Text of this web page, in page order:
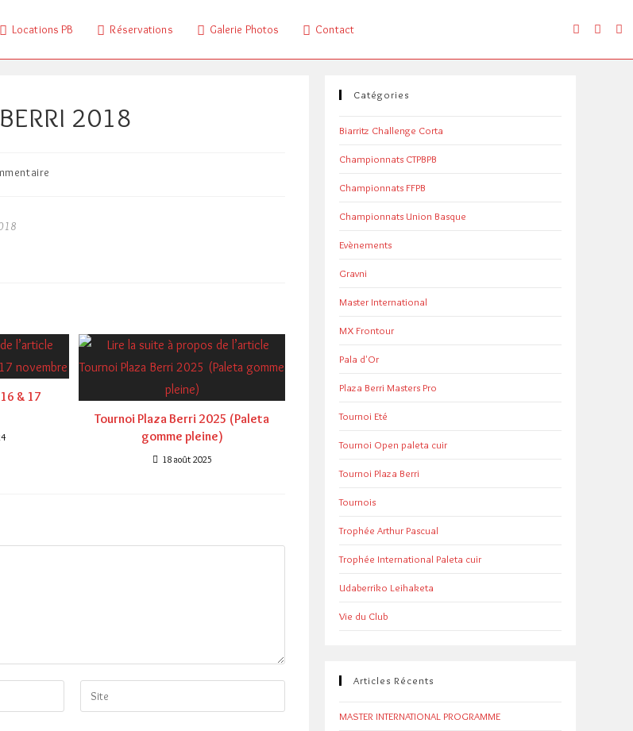
Locations PB Réservations Galerie Photos Contact
2018
& 17
Tournoi Plaza Berri 2025 (Paleta
gomme pleine)
18 août 2025
Saisir
l’URL
Catégories
Biarritz Challenge Corta
Championnats CTPBPB
Championnats FFPB
Championnats Union Basque
Evènements
Gravni
Master International
MX Frontour
Pala d'Or
Plaza Berri Masters Pro
Tournoi Eté
Tournoi Open paleta cuir
Tournoi Plaza Berri
Tournois
Trophée Arthur Pascual
Trophée International Paleta cuir
Udaberriko Leihaketa
Vie du Club
Articles Récents
MASTER INTERNATIONAL PROGRAMME